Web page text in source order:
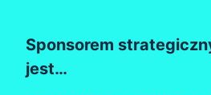
Sponsorem
jest…